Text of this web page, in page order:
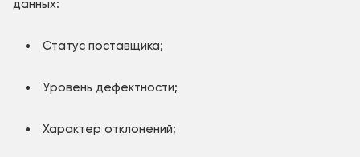
данных:
Статус поставщика;
Уровень дефектности;
Характер отклонений;